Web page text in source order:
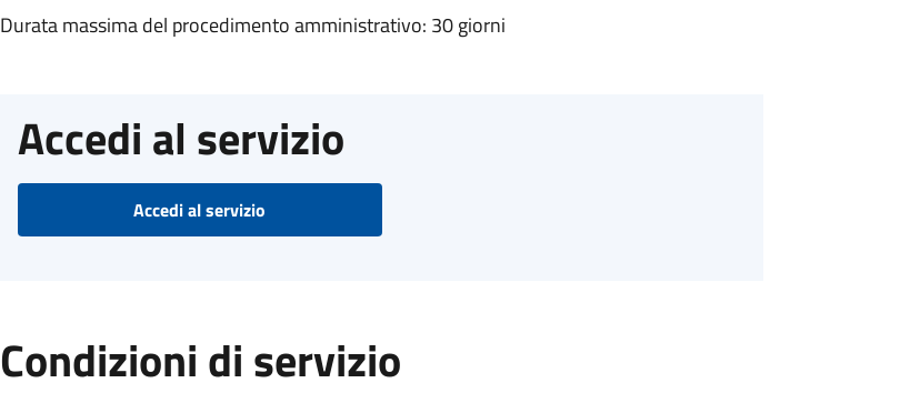
Durata massima del procedimento amministrativo: 30 giorni
Accedi al servizio
Accedi al servizio
Condizioni di servizio